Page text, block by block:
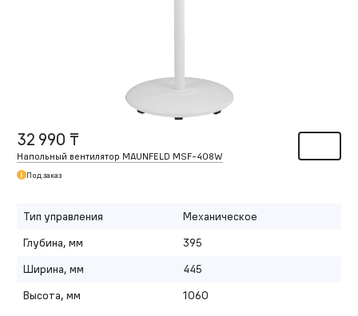
32 990 ₸
Напольный вентилятор MAUNFELD MSF-408W
Под заказ
Тип управления
Механическое
Глубина, мм
395
Ширина, мм
445
Высота, мм
1060